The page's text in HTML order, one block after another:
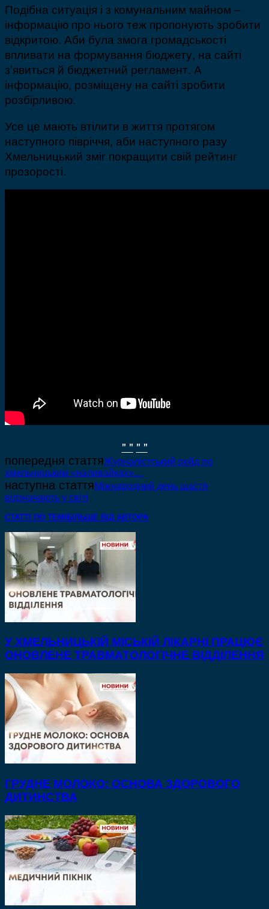
Подібна ситуація і з комунальним майном –
інформацію про нього теж пропонують зробити
відкритою. Аби була змога громадськості
впливати на формування бюджету, на сайті
з’явиться й бюджетний регламент. А
інформацію, розміщену на сайті зробити
розбірливою.
Усе це мають втілити в життя протягом
наступного півріччя, аби наступного разу
Хмельницький зміг покращити свій рейтинг
прозорості.
" " " "
попередня статтяЖурналістський рейд по
хмельницьким «наливайках»…
наступна статтяМіжнародний день щастя
відзначають у світі
СТАТТІ ПО ТЕМІ БІЛЬШЕ ВІД АВТОРА
У ХМЕЛЬНИЦЬКІЙ МІСЬКІЙ ЛІКАРНІ ПРАЦЮЄ
ОНОВЛЕНЕ ТРАВМАТОЛОГІЧНЕ ВІДДІЛЕННЯ
ГРУДНЕ МОЛОКО: ОСНОВА ЗДОРОВОГО
ДИТИНСТВА